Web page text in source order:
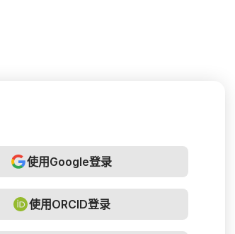
使用Google登录
使用ORCID登录